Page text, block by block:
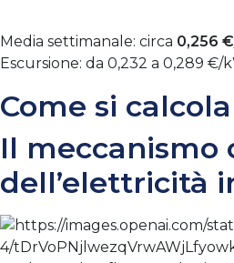
Media settimanale: circa 0,256
Escursione: da 0,232 a 0,289 €/
Come si
Il meccanismo
dell’elettricità